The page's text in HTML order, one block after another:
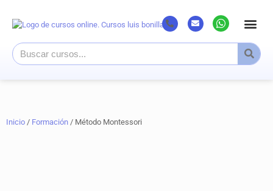
Inicio / Formación / Método Montessori